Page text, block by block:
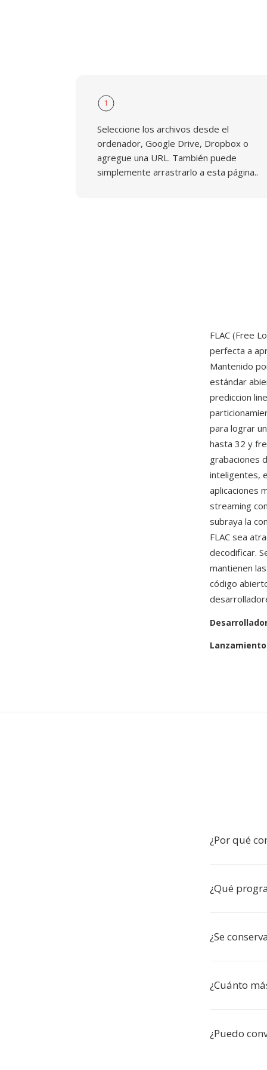
1
Seleccione los archivos desde el
ordenador, Google Drive, Dropbox o
agregue una URL. También puede
simplemente arrastrarlo a esta página..
FLAC (Free
perfecta a
Mantenido
estándar
prediccion
para lograr
hasta 32 y
grabaciones
inteligentes,
aplicaciones
streaming
subraya la
FLAC sea
decodificar.
mantienen
código
¿Por qué
¿Qué
¿Se
¿Cuánto
¿Puedo